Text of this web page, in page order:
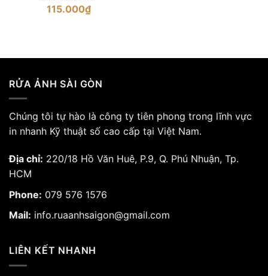
115.000₫
RỬA ẢNH SÀI GÒN
Chúng tôi tự hào là công ty tiên phong trong lĩnh vực
in nhanh Kỹ thuật số cao cấp tại Việt Nam.
Địa chỉ: 220/18 Hồ Văn Huê, P.9, Q. Phú Nhuận, Tp.
HCM
Phone: 079 576 1576
Mail: info.ruaanhsaigon@gmail.com
LIÊN KẾT NHANH